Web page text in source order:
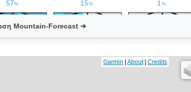
Mountain-Forecast ➔